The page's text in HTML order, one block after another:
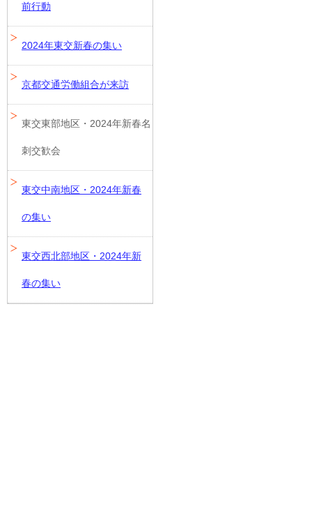
前行動
2024年東交新春の集い
京都交通労働組合が来訪
東交東部地区・2024年新春名
刺交歓会
東交中南地区・2024年新春
の集い
東交西北部地区・2024年新
春の集い